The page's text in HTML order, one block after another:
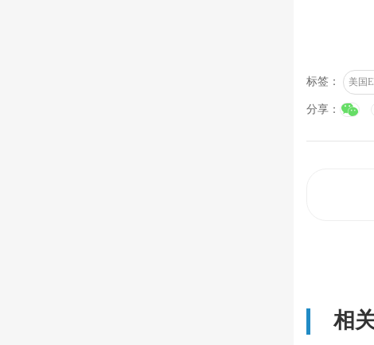
标签： 美国
分享：
相